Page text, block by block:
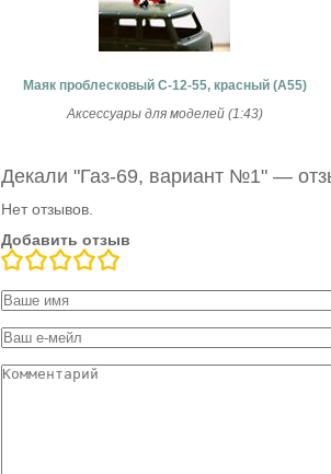
Маяк проблесковый С-12-55, красный (А55)
Аксессуары для моделей (1:43)
Декали "Газ-69, вариант №1" —
Нет отзывов.
Добавить отзыв